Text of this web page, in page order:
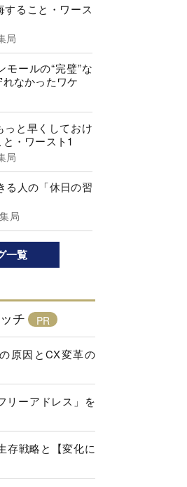
ること・ワース
局
モールの“完璧”な
なかったワケ
っと早くしておけ
・ワースト1
局
る人の「休日の習
局
一覧
チ
原因とCX変革の
リーアドレス」を
存戦略と【変化に